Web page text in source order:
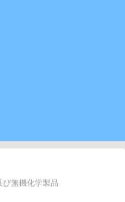
び無機化学製品